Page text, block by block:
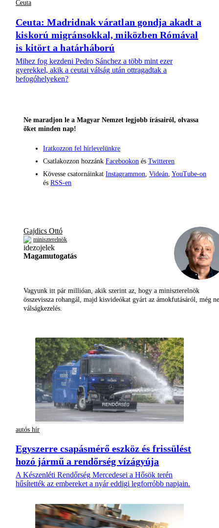
Ceuta
Ceuta: Madridnak váratlan gondja akadt a
kiskorú migránsokkal, miközben Rómával
is kitört a határháború
Mihez fog kezdeni Pedro Sánchez a több mint ezer
gyerekkel, akik a ceutai válság után ottragadtak a
befogóhelyeken?
Ne maradjon le a Magyar Nemzet legjobb írásairól, olvassa
őket minden nap!
Iratkozzon fel hírlevelünkre
Csatlakozzon hozzánk Facebookon és Twitteren
Kövesse csatornáinkat Instagrammon Videán YouTube-on
és RSS-en
Gajdics Ottó
miniszterelnök
Magamutogatás
Vagyunk itt pár millióan, akik szerint az, hogy a miniszterelnök
összevissza rohangál, majd kisvideókat gyárt az ámokfutásáról, még
válságkezelés.
autós hír
Egyszerre csapásmérő eszköz és frissülést
hozó jármű a rendőrség vízágyúja
A Készenléti Rendőrség Mercedesei a Hősök terén
hűsítették az embereket a nyár eddigi legforróbb napjain.